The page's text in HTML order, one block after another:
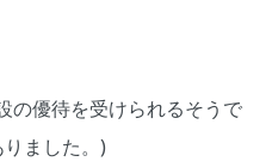
の優待を受けられるそうで
ました。)